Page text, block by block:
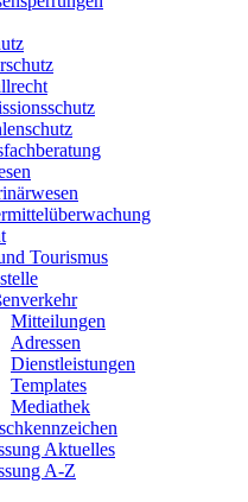
Tourismus
Mitteilungen
Adressen
Dienstleistungen
Templates
Mediathek
Aktuelles
A-Z